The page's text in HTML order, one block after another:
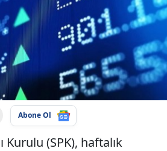
Abone Ol
Kurulu (SPK), haftalık